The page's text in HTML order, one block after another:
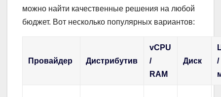
можно найти качественные решения на любой
бюджет. Вот несколько популярных вариантов:
Провайдер Дистрибутив
vCPU
/
RAM
Диск
/